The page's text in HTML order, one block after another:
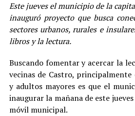
Este jueves el municipio de la
inauguró proyecto que busca
sectores urbanos, rurales e
libros y la lectura.
Buscando fomentar y acercar la
vecinas de Castro, principalmente
y adultos mayores es que el
inaugurar la mañana de este
móvil municipal.